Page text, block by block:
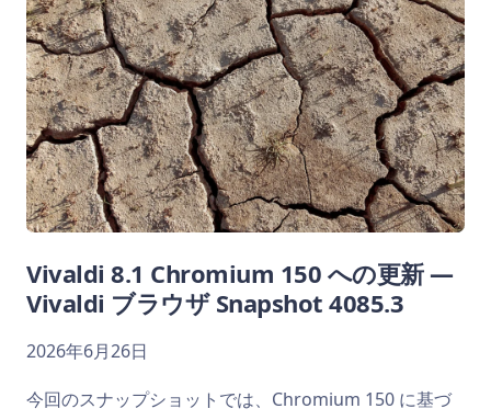
Vivaldi 8.1 Chromium 150 への更新 —
Vivaldi ブラウザ Snapshot 4085.3
2026年6月26日
今回のスナップショットでは、Chromium 150 に基づ